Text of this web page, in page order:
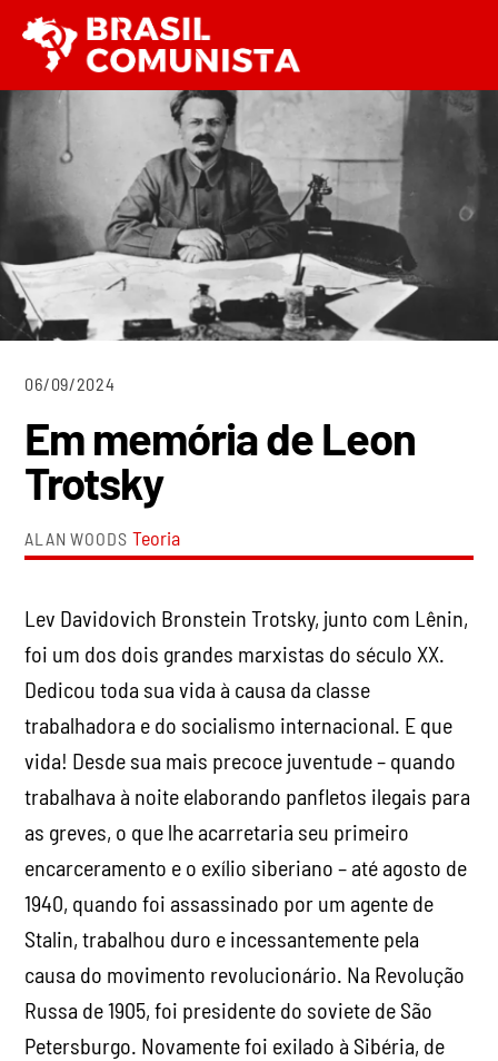
para
o
06/09/2024
Em memória de Leon
Trotsky
ALAN WOODS Teoria
Lev Davidovich Bronstein Trotsky, junto com Lênin,
foi um dos dois grandes marxistas do século XX.
Dedicou toda sua vida à causa da classe
trabalhadora e do socialismo internacional. E que
vida! Desde sua mais precoce juventude – quando
trabalhava à noite elaborando panfletos ilegais para
as greves, o que lhe acarretaria seu primeiro
encarceramento e o exílio siberiano – até agosto de
1940, quando foi assassinado por um agente de
Stalin, trabalhou duro e incessantemente pela
causa do movimento revolucionário. Na Revolução
Russa de 1905, foi presidente do soviete de São
Petersburgo. Novamente foi exilado à Sibéria, de